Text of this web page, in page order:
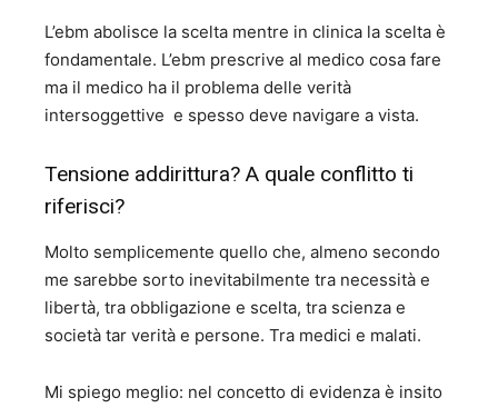
L’ebm abolisce la scelta mentre in clinica la scelta è
fondamentale. L’ebm prescrive al medico cosa fare
ma il medico ha il problema delle verità
intersoggettive e spesso deve navigare a vista.
Tensione addirittura? A quale conflitto ti
riferisci?
Molto semplicemente quello che, almeno secondo
me sarebbe sorto inevitabilmente tra necessità e
libertà, tra obbligazione e scelta, tra scienza e
società tar verità e persone. Tra medici e malati.
Mi spiego meglio: nel concetto di evidenza è insito